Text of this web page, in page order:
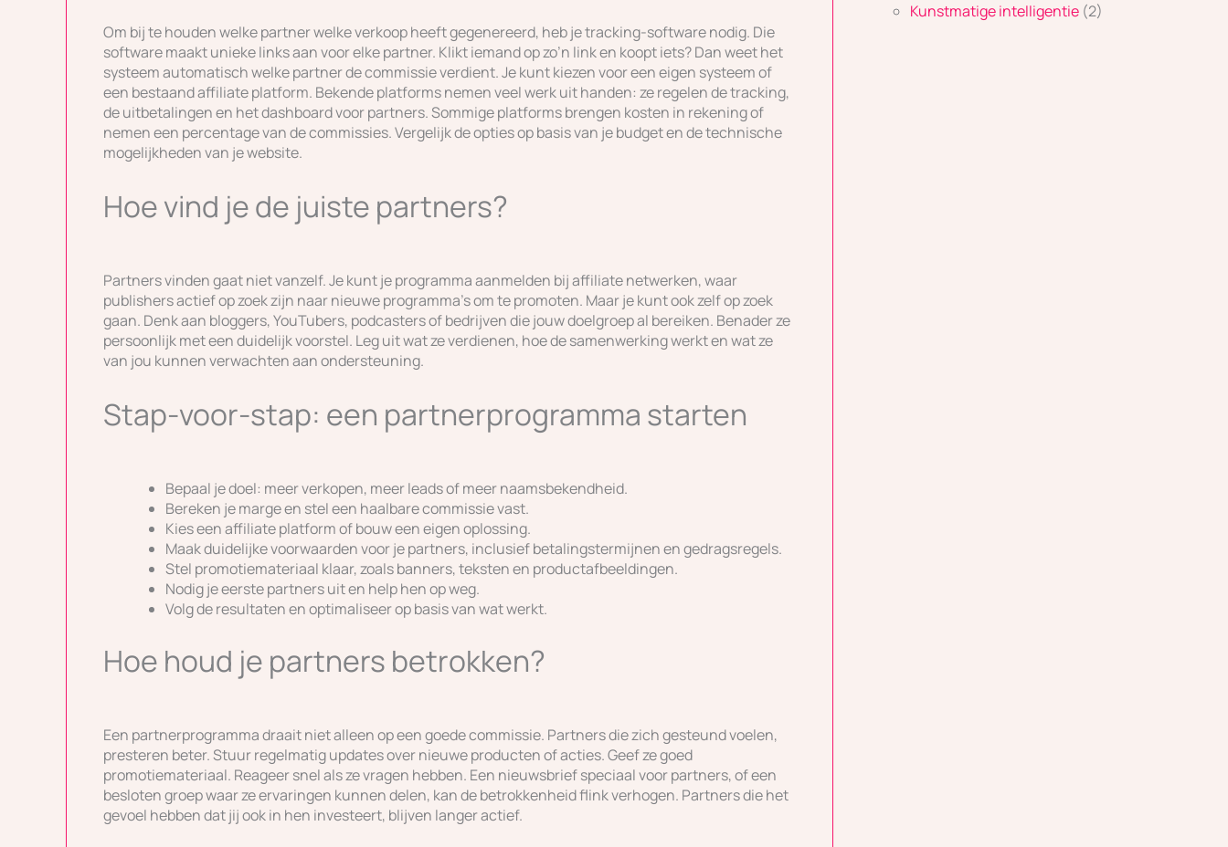
Om bij te houden welke partner welke verkoop heeft gegenereerd, heb je tracking-software nodig. Die
software maakt unieke links aan voor elke partner. Klikt iemand op zo’n link en koopt iets? Dan weet het
systeem automatisch welke partner de commissie verdient. Je kunt kiezen voor een eigen systeem of
een bestaand affiliate platform. Bekende platforms nemen veel werk uit handen: ze regelen de tracking,
de uitbetalingen en het dashboard voor partners. Sommige platforms brengen kosten in rekening of
nemen een percentage van de commissies. Vergelijk de opties op basis van je budget en de technische
mogelijkheden van je website.
Hoe vind je de juiste partners?
Partners vinden gaat niet vanzelf. Je kunt je programma aanmelden bij affiliate netwerken, waar
publishers actief op zoek zijn naar nieuwe programma’s om te promoten. Maar je kunt ook zelf op zoek
gaan. Denk aan bloggers, YouTubers, podcasters of bedrijven die jouw doelgroep al bereiken. Benader ze
persoonlijk met een duidelijk voorstel. Leg uit wat ze verdienen, hoe de samenwerking werkt en wat ze
van jou kunnen verwachten aan ondersteuning.
Stap-voor-stap: een partnerprogramma starten
Bepaal je doel: meer verkopen, meer leads of meer naamsbekendheid.
Bereken je marge en stel een haalbare commissie vast.
Kies een affiliate platform of bouw een eigen oplossing.
Maak duidelijke voorwaarden voor je partners, inclusief betalingstermijnen en gedragsregels.
Stel promotiemateriaal klaar, zoals banners, teksten en productafbeeldingen.
Nodig je eerste partners uit en help hen op weg.
Volg de resultaten en optimaliseer op basis van wat werkt.
Hoe houd je partners betrokken?
Een partnerprogramma draait niet alleen op een goede commissie. Partners die zich gesteund voelen,
presteren beter. Stuur regelmatig updates over nieuwe producten of acties. Geef ze goed
promotiemateriaal. Reageer snel als ze vragen hebben. Een nieuwsbrief speciaal voor partners, of een
besloten groep waar ze ervaringen kunnen delen, kan de betrokkenheid flink verhogen. Partners die het
gevoel hebben dat jij ook in hen investeert, blijven langer actief.
Kunstmatige intelligentie (2)